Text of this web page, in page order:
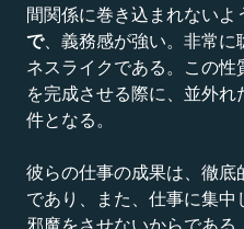
間関係に巻き込まれないよ
で、義務感が強い。非常に
ネスライクである。この性
を完成させる際に、並外れ
件となる。
彼らの仕事の成果は、徹底
であり、また、仕事に集中